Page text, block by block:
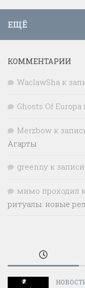
ЕЩЁ
КОММЕНТАРИИ
WaclawSha к
Ghosts Of Europa
Merzbow к
Агарты
greenny к записи
мимо проходил
ритуалы: новые